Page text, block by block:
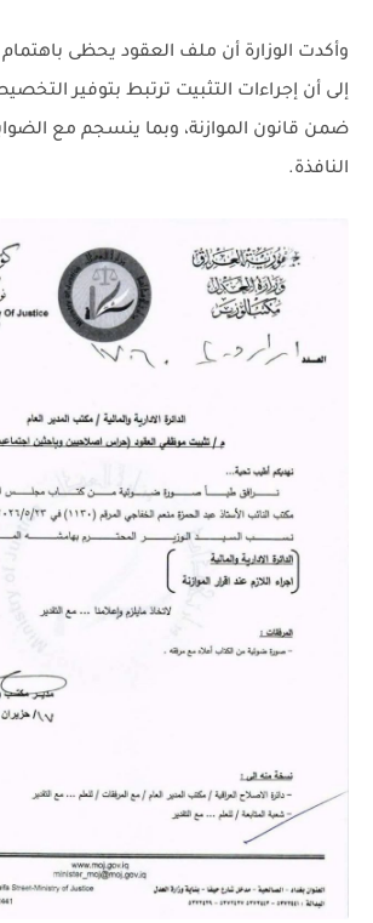
وأكدت الوزارة أن ملف العقود يحظى
إلى أن إجراءات التثبيت ترتبط بتوفير
ضمن قانون الموازنة، وبما ينسجم مع
النافذة.